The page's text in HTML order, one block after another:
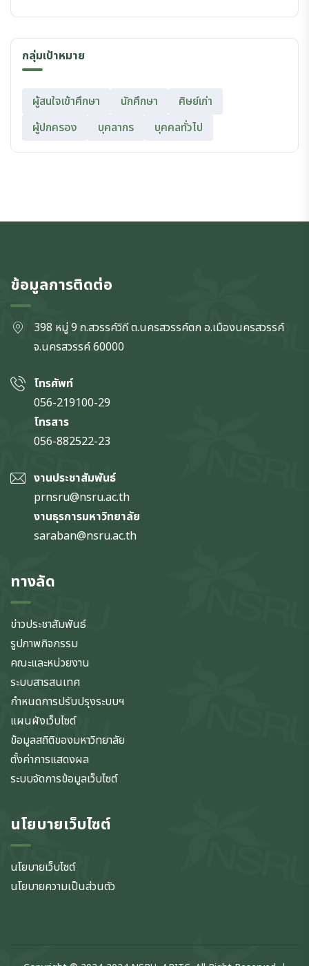
กลุ่มเป้าหมาย
ผู้สนใจเข้าศึกษา นักศึกษา
ศิษย์เก่า
ผู้ปกครอง
บุคลากร บุคคลทั่วไป
ข้อมูลการติดต่อ
398 หมู่ 9 ถ.สวรรค์วิถี ต.นครสวรรค์ตก อ.เมืองนครสวรรค์
จ.นครสวรรค์60000
โทรศัพท์
056-219100-29
โทรสาร
056-882522-23
งานประชาสัมพันธ์
prnsru@nsru.ac.th
งานธุรการมหาวิทยาลัย
saraban@nsru.ac.th
ทางลัด
ข่าวประชาสัมพันธ์
รูปภาพกิจกรรม
คณะและหน่วยงาน
ระบบสารสนเทศ
กำหนดการปรับปรุงระบบฯ
แผนผังเว็บไซต์
ข้อมูลสถิติของมหาวิทยาลัย
ตั้งค่าการแสดงผล
ระบบจัดการข้อมูลเว็บไซต์
นโยบายเว็บไซต์
นโยบายเว็บไซต์
นโยบายความเป็นส่วนตัว